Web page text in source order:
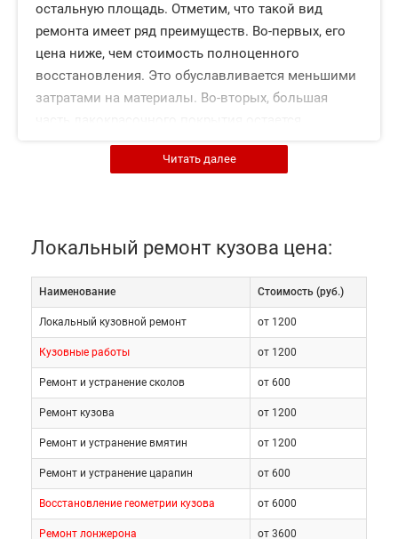
остальную площадь. Отметим, что такой вид
ремонта имеет ряд преимуществ. Во-первых, его
цена ниже, чем стоимость полноценного
восстановления. Это обуславливается меньшими
затратами на материалы. Во-вторых, большая
заводским. Следовательно, факт такого ремонта
сложнее обнаружить. В-третьих, он занимает
Режим работы
автотехцентра с 9 до
21 часа, без
выходных дней.
Оставить заявку
Читать далее
Локальный ремонт кузова цена:
Наименование Cтоимость (руб.)
Локальный кузовной ремонт от 1200
Кузовные работы от 1200
Ремонт и устранение сколов от 600
Ремонт кузова от 1200
Ремонт и устранение вмятин от 1200
Ремонт и устранение царапин от 600
Восстановление геометрии кузова от 6000
Ремонт лонжерона от 3600